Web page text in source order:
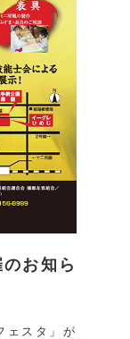
お知ら
ェスタ」が